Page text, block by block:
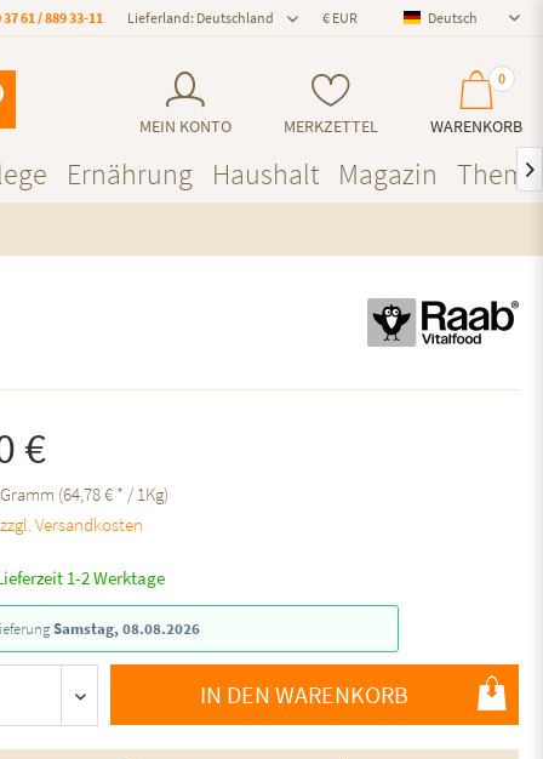
Deutsch
Deutsch
Lieferland: Deutschland
37 61 / 889 33-11
MEIN KONTO MERKZETTEL
0
WARENKORB
Ernährung Haushalt Magazin 
€
(64,78 € * / 1Kg)
zzgl. Versandkosten
1-2 Werktage
Samstag, 08.08.2026
IN DEN WARENKORB